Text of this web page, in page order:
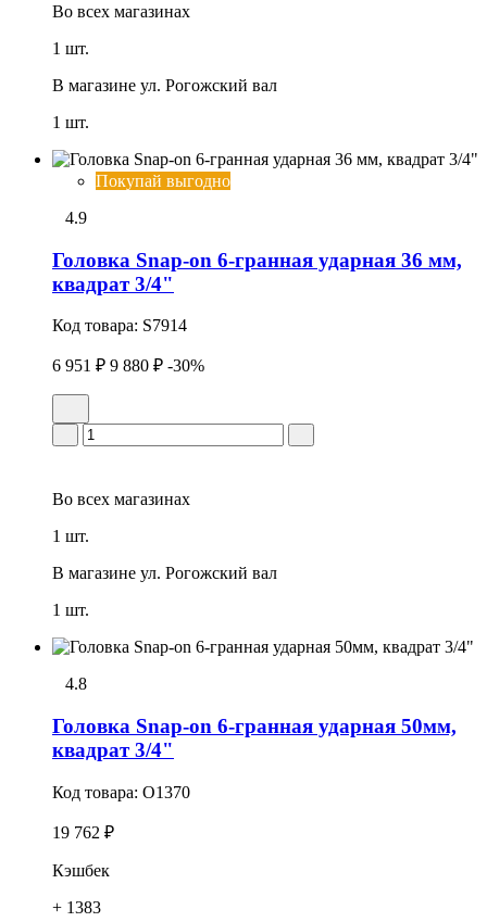
Во всех магазинах
1 шт.
В магазине ул. Рогожский вал
1 шт.
Покупай выгодно
4.9
Головка Snap-on 6-гранная ударная 36 мм,
квадрат 3/4"
Код товара: S7914
6 951 ₽ 9 880 ₽ -30%
Во всех магазинах
1 шт.
В магазине ул. Рогожский вал
1 шт.
4.8
Головка Snap-on 6-гранная ударная 50мм,
квадрат 3/4"
Код товара: O1370
19 762 ₽
Кэшбек
+ 1383